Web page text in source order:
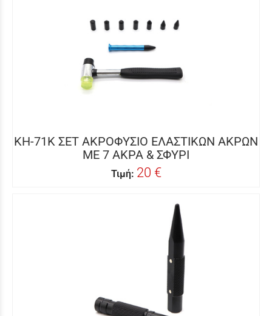
KH-71K ΣΕΤ ΑΚΡΟΦΥΣΙΟ ΕΛΑΣΤΙΚΩΝ ΑΚΡΩΝ
ΜΕ 7 ΑΚΡΑ & ΣΦΥΡΙ
Τιμή: 20 €